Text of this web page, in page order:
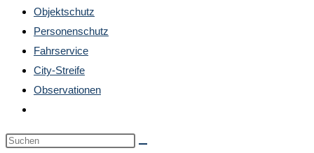
Objektschutz
Personenschutz
Fahrservice
City-Streife
Observationen
umschalten
Diese